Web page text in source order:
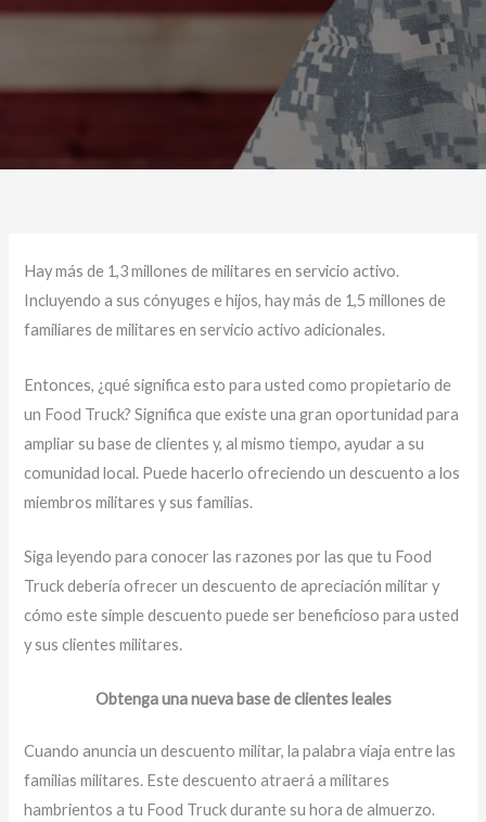
Hay más de 1,3 millones de militares en servicio activo.
Incluyendo a sus cónyuges e hijos, hay más de 1,5 millones de
familiares de militares en servicio activo adicionales.
Entonces, ¿qué significa esto para usted como propietario de
un Food Truck? Significa que existe una gran oportunidad para
ampliar su base de clientes y, al mismo tiempo, ayudar a su
comunidad local. Puede hacerlo ofreciendo un descuento a los
miembros militares y sus familias.
Siga leyendo para conocer las razones por las que tu Food
Truck debería ofrecer un descuento de apreciación militar y
cómo este simple descuento puede ser beneficioso para usted
y sus clientes militares.
Obtenga una nueva base de clientes leales
Cuando anuncia un descuento militar, la palabra viaja entre las
familias militares. Este descuento atraerá a militares
hambrientos a tu Food Truck durante su hora de almuerzo.